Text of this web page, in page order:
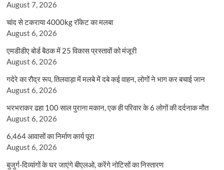
August 7, 2026
चांद से टकराया 4000kg रॉकेट का मलबा
August 6, 2026
एमडीडीए बोर्ड बैठक में 25 विकास प्रस्तावों को मंजूरी
August 6, 2026
गदेरे का रौद्र रूप, तिलवाड़ा में मलबे में दबे कई वाहन, लोगों ने भाग कर बचाई जान
August 6, 2026
भरभराकर ढहा 100 साल पुराना मकान, एक ही परिवार के 6 लोगों की दर्दनाक मौत
August 6, 2026
6,464 आवासों का निर्माण कार्य पूरा
August 6, 2026
बुजुर्ग-दिव्यांगों के घर जाएंगे बीएलओ, करेंगे नोटिसों का निस्तारण